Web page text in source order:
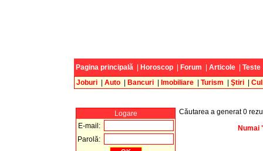
Pagina principală Horoscop Forum Articole Teste
Joburi
Auto Bancuri Imobiliare Turism Ştiri
Logare
E-mail:
Parolă:
Căutarea a generat 0
Numai